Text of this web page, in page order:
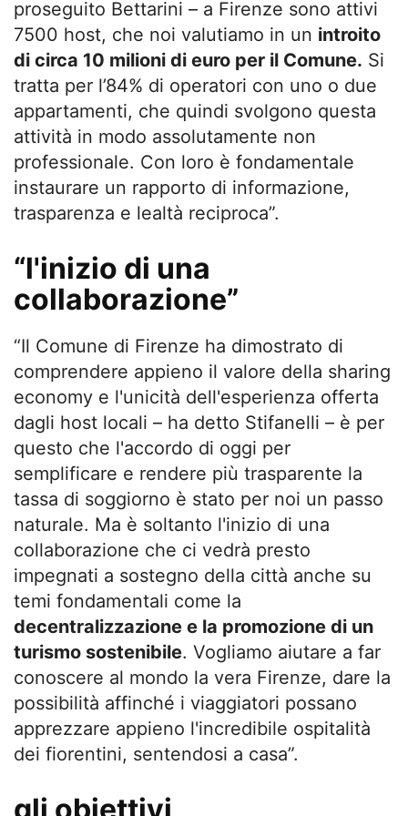
proseguito Bettarini – a Firenze sono attivi
7500 host, che noi valutiamo in un introito
di circa 10 milioni di euro per il Comune. Si
tratta per l’84% di operatori con uno o due
appartamenti, che quindi svolgono questa
attività in modo assolutamente non
professionale. Con loro è fondamentale
instaurare un rapporto di informazione,
trasparenza e lealtà reciproca”.
“l'inizio di una
collaborazione”
“Il Comune di Firenze ha dimostrato di
comprendere appieno il valore della sharing
economy e l'unicità dell'esperienza offerta
dagli host locali – ha detto Stifanelli – è per
questo che l'accordo di oggi per
semplificare e rendere più trasparente la
tassa di soggiorno è stato per noi un passo
naturale. Ma è soltanto l'inizio di una
collaborazione che ci vedrà presto
impegnati a sostegno della città anche su
temi fondamentali come la
decentralizzazione e la promozione di un
turismo sostenibile. Vogliamo aiutare a far
conoscere al mondo la vera Firenze, dare la
possibilità affinché i viaggiatori possano
apprezzare appieno l'incredibile ospitalità
dei fiorentini, sentendosi a casa”.